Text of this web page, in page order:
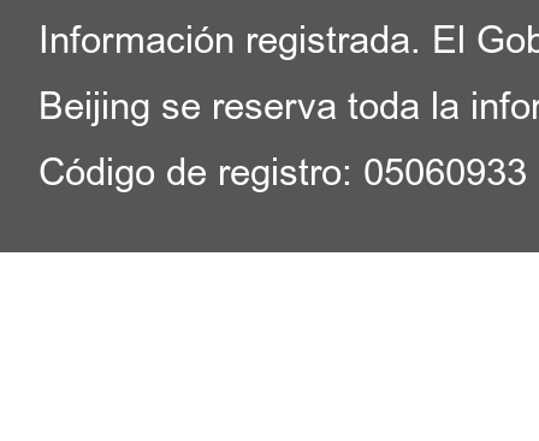
Información registrada. El
Beijing se reserva toda la
Código de registro: 05060933